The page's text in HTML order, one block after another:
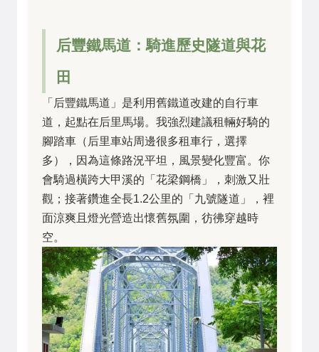
后豐鐵馬道：騎進歷史隧道與花
田
「后豐鐵馬道」是利用舊鐵道改建的自行車
道，起點在后里馬場。我強烈建議租輛好騎的
腳踏車（后里車站周邊很多租車行，選擇
多），因為這條路況平坦，風景變化豐富。你
會騎過橫跨大甲溪的「花梁鋼橋」，刺激又壯
觀；接著鑽進全長1.2公里的「九號隧道」，裡
面涼爽且燈光營造出懷舊氛圍，彷彿穿越時
空。